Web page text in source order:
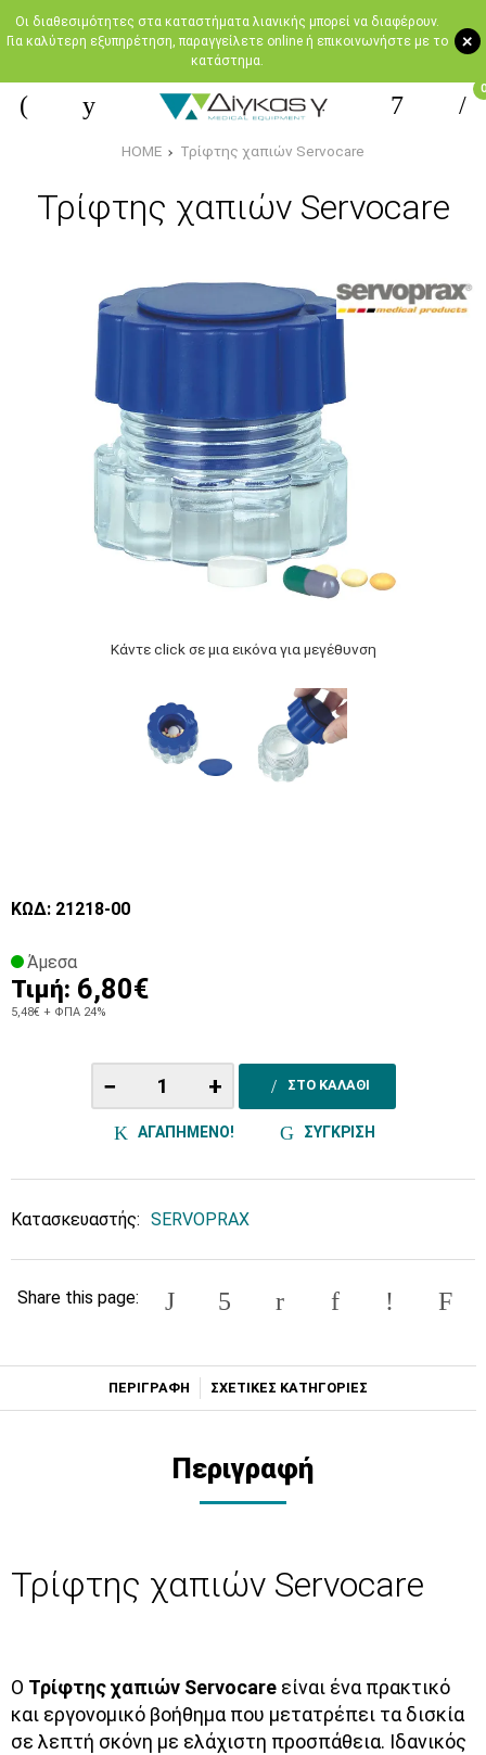
+
Oι διαθεσιμότητες στα καταστήματα λιανικής μπορεί να διαφέρουν.
Για καλύτερη εξυπηρέτηση, παραγγείλετε online ή επικοινωνήστε με το
κατάστημα.
0
HOME Τρίφτης χαπιών Servocare
Τρίφτης χαπιών Servocare
Κάντε click σε μια εικόνα για μεγέθυνση
ΚΩΔ: 21218-00
Άμεσα
Τιμή: 6,80€
5,48€ + ΦΠΑ 24%
− + ΣΤΟ ΚΑΛΑΘΙ
ΑΓΑΠΗΜΕΝΟ! ΣΥΓΚΡΙΣΗ
Κατασκευαστής: SERVOPRAX
Share this page:
ΠΕΡΙΓΡΑΦΗ ΣΧΕΤΙΚΕΣ ΚΑΤΗΓΟΡΙΕΣ
Περιγραφή
Τρίφτης χαπιών Servocare
Ο Τρίφτης χαπιών Servocare είναι ένα πρακτικό
και εργονομικό βοήθημα που μετατρέπει τα δισκία
σε λεπτή σκόνη με ελάχιστη προσπάθεια. Ιδανικός